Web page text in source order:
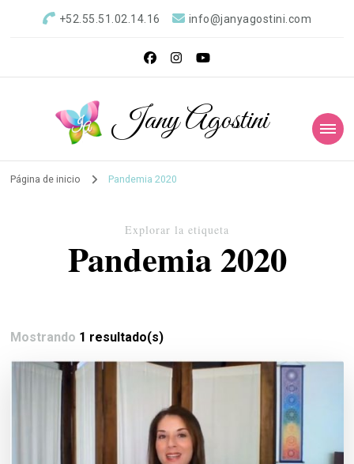
+52.55.51.02.14.16 info@janyagostini.com
Jany Agostini
Página de inicio Pandemia 2020
Explorar la etiqueta
Pandemia 2020
Mostrando 1 resultado(s)